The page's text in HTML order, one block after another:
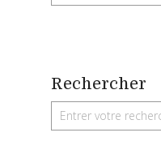
Rechercher